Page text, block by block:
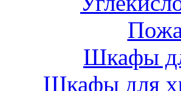
Шкафы
Шкафы для